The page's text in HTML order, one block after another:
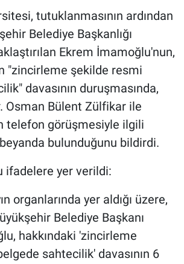
tutuklanmasının ardından
Belediye Başkanlığı
Ekrem İmamoğlu'nun,
"zincirleme şekilde resmi
davasının duruşmasında,
Osman Bülent Zülfikar ile
telefon görüşmesiyle ilgili
beyanda bulunduğunu bildirdi.
ifadelere yer verildi:
organlarında yer aldığı üzere,
Belediye Başkanı
hakkındaki 'zincirleme
sahtecilik' davasının 6